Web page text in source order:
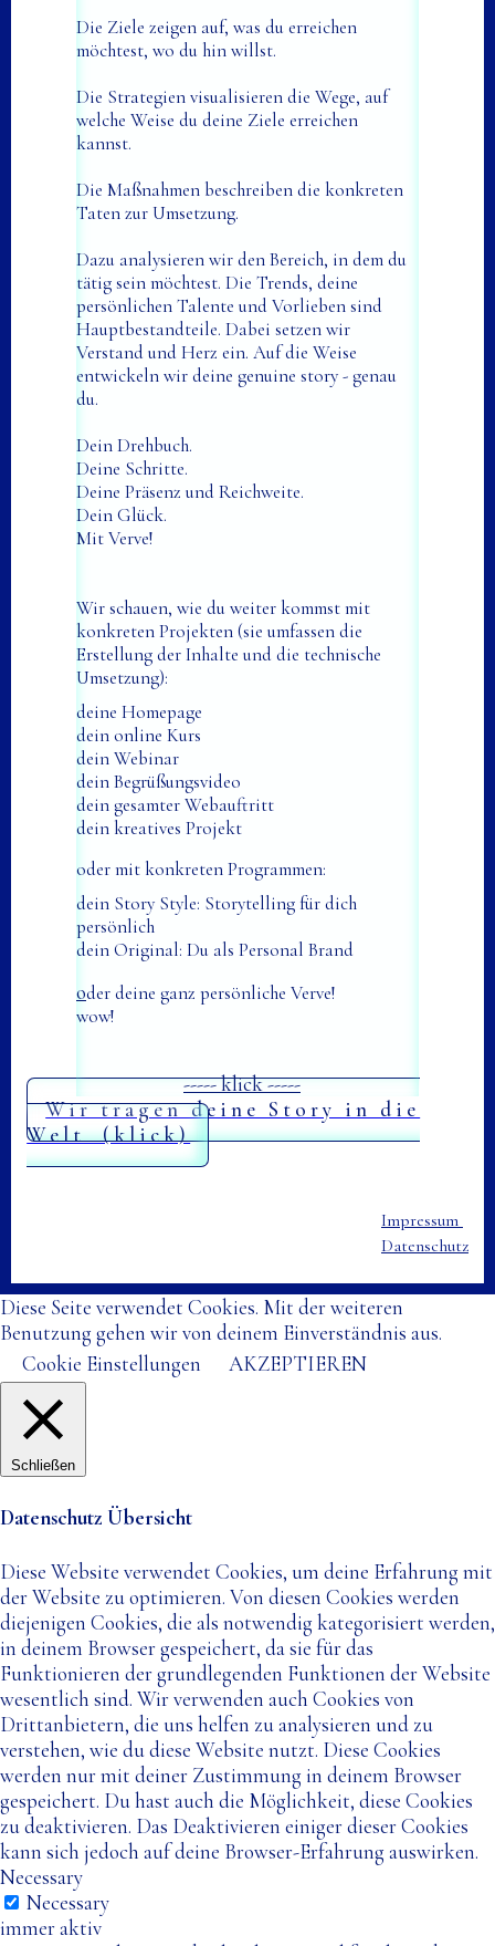
Die Ziele zeigen auf, was du erreichen
möchtest, wo du hin willst.
Die Strategien visualisieren die Wege, auf
welche Weise du deine Ziele erreichen
kannst.
Die Maßnahmen beschreiben die konkreten
Taten zur Umsetzung.
Dazu analysieren wir den Bereich, in dem du
tätig sein möchtest. Die Trends, deine
persönlichen Talente und Vorlieben sind
Hauptbestandteile. Dabei setzen wir
Verstand und Herz ein. Auf die Weise
entwickeln wir deine genuine story - genau
du.
Dein Drehbuch.
Deine Schritte.
Deine Präsenz und Reichweite.
Dein Glück.
Mit Verve!
Wir schauen, wie du weiter kommst mit
konkreten Projekten (sie umfassen die
Erstellung der Inhalte und die technische
Umsetzung):
deine Homepage
dein online Kurs
dein Webinar
dein Begrüßungsvideo
dein gesamter Webauftritt
dein kreatives Projekt
oder mit konkreten Programmen:
dein Story Style: Storytelling für dich
persönlich
dein Original: Du als Personal Brand
oder deine ganz persönliche Verve!
wow!
----- klick -----
Wir tragen deine Story in die
Welt (klick)
Impressum
Datenschutz
Diese Seite verwendet Cookies. Mit der weiteren
Benutzung gehen wir von deinem Einverständnis aus.
Cookie Einstellungen
AKZEPTIEREN
Schließen
Datenschutz Übersicht
Diese Website verwendet Cookies, um deine Erfahrung mit
der Website zu optimieren. Von diesen Cookies werden
diejenigen Cookies, die als notwendig kategorisiert werden,
in deinem Browser gespeichert, da sie für das
Funktionieren der grundlegenden Funktionen der Website
wesentlich sind. Wir verwenden auch Cookies von
Drittanbietern, die uns helfen zu analysieren und zu
verstehen, wie du diese Website nutzt. Diese Cookies
werden nur mit deiner Zustimmung in deinem Browser
gespeichert. Du hast auch die Möglichkeit, diese Cookies
zu deaktivieren. Das Deaktivieren einiger dieser Cookies
kann sich jedoch auf deine Browser-Erfahrung auswirken.
Necessary
Necessary
immer aktiv